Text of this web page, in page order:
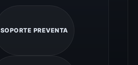
SOPORTE PREVENTA